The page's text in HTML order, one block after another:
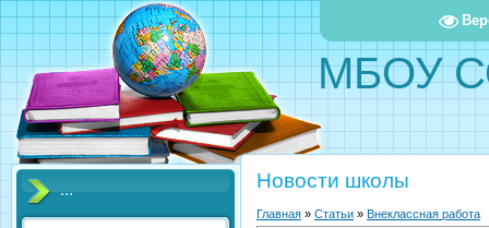
МБОУ
... Новости школы
Главная » Статьи » Внеклассная работа